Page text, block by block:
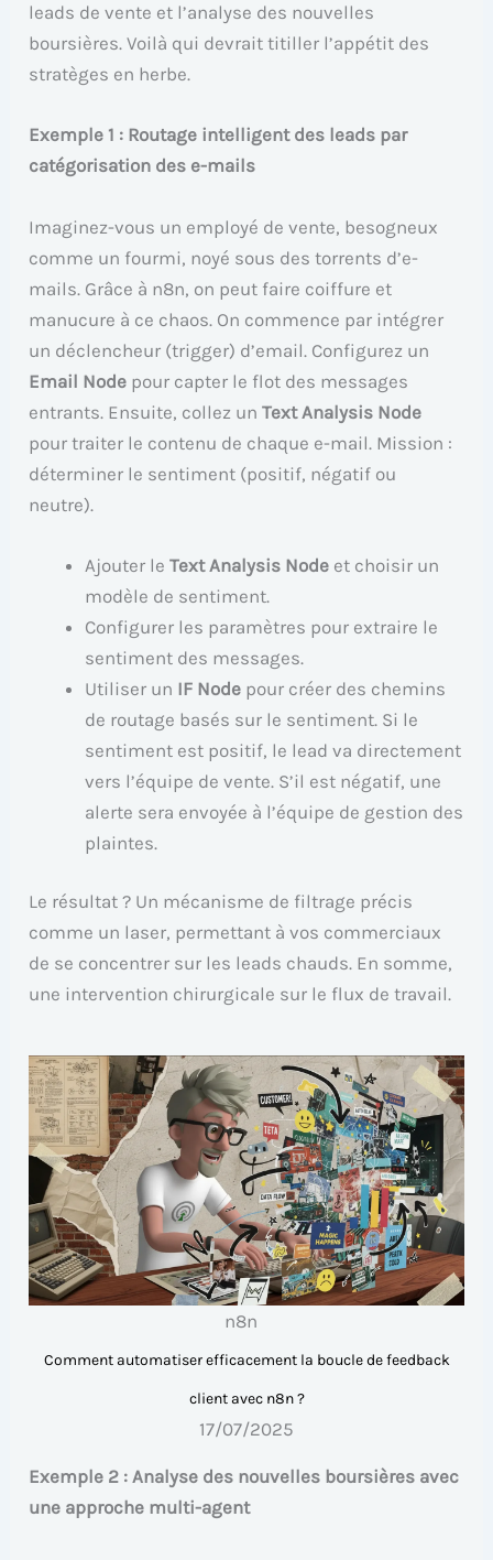
leads de vente et l’analyse des nouvelles
boursières. Voilà qui devrait titiller l’appétit des
stratèges en herbe.
Exemple 1 : Routage intelligent des leads par
catégorisation des e-mails
Imaginez-vous un employé de vente, besogneux
comme un fourmi, noyé sous des torrents d’e-
mails. Grâce à n8n, on peut faire coiffure et
manucure à ce chaos. On commence par intégrer
un déclencheur (trigger) d’email. Configurez un
Email Node pour capter le flot des messages
entrants. Ensuite, collez unText Analysis Node
pour traiter le contenu de chaque e-mail. Mission :
déterminer le sentiment (positif, négatif ou
neutre).
Ajouter leText Analysis Node et choisir un
modèle de sentiment.
Configurer les paramètres pour extraire le
sentiment des messages.
Utiliser un IF Node pour créer des chemins
de routage basés sur le sentiment. Si le
sentiment est positif, le lead va directement
vers l’équipe de vente. S’il est négatif, une
alerte sera envoyée à l’équipe de gestion des
plaintes.
Le résultat ? Un mécanisme de filtrage précis
comme un laser, permettant à vos commerciaux
de se concentrer sur les leads chauds. En somme,
une intervention chirurgicale sur le flux de travail.
n8n
Comment automatiser efficacement la boucle de feedback
client avec n8n ?
17/07/2025
Exemple 2 : Analyse des nouvelles boursières avec
une approche multi-agent